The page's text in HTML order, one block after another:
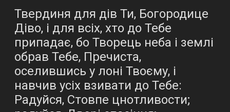
Твердиня для дів Ти, Богородице
Діво, і для всіх, хто до Тебе
припадає, бо Творець неба і землі
обрав Тебе, Пречиста,
оселившись у лоні Твоєму, і
навчив усіх взивати до Тебе:
Радуйся, Стовпе цнотливости;